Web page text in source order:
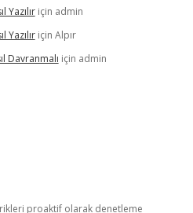
Yazılıriçin admin
Yazılıriçin Alpır
Davranmalı için admin
proaktif olarak denetleme